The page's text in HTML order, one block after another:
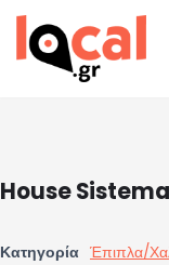
Μεταπηδήστε
House Sistema
Κατηγορία Έπιπλα/